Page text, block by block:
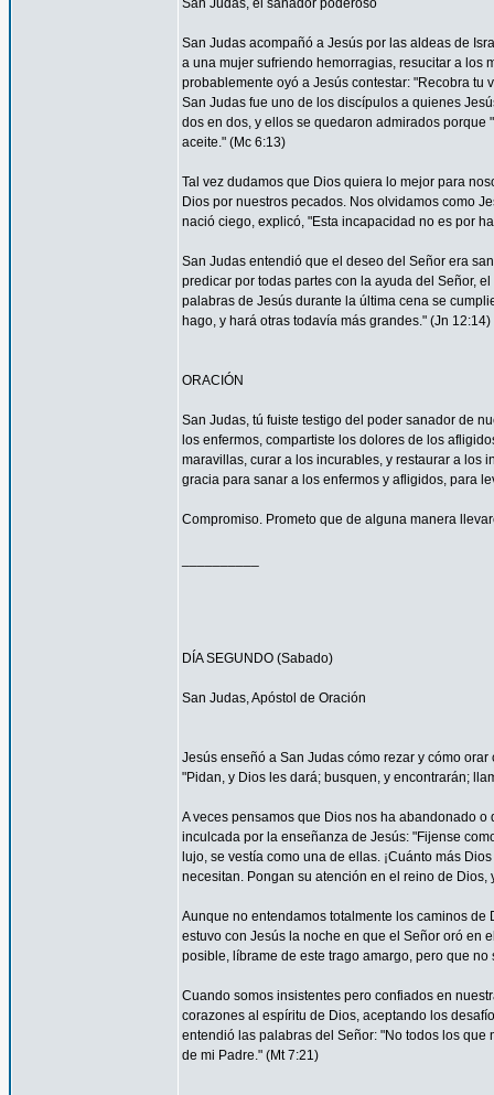
San Judas, el sanador poderoso
San Judas acompañó a Jesús por las aldeas de
a una mujer sufriendo hemorragias, resucitar a los
probablemente oyó a Jesús contestar: "Recobra tu
San Judas fue uno de los discípulos a quienes
dos en dos, y ellos se quedaron admirados
aceite." (Mc 6:13)
Tal vez dudamos que Dios quiera lo mejor para
Dios por nuestros pecados. Nos olvidamos como
nació ciego, explicó, "Esta incapacidad no es por
San Judas entendió que el deseo del Señor era
predicar por todas partes con la ayuda del Señor,
palabras de Jesús durante la última cena se
hago, y hará otras todavía más grandes." (Jn 12:14)
ORACIÓN
San Judas, tú fuiste testigo del poder sanador de
los enfermos, compartiste los dolores de los
maravillas, curar a los incurables, y restaurar a los
gracia para sanar a los enfermos y afligidos, para
Compromiso. Prometo que de alguna manera
DÍA SEGUNDO (Sabado)
San Judas, Apóstol de Oración
Jesús enseñó a San Judas cómo rezar y cómo
"Pidan, y Dios les dará; busquen, y encontrarán;
A veces pensamos que Dios nos ha abandonado
inculcada por la enseñanza de Jesús: "Fijense
lujo, se vestía como una de ellas. ¡Cuánto más
necesitan. Pongan su atención en el reino de
Aunque no entendamos totalmente los caminos
estuvo con Jesús la noche en que el Señor oró en
posible, líbrame de este trago amargo, pero que
Cuando somos insistentes pero confiados en
corazones al espíritu de Dios, aceptando los
entendió las palabras del Señor: "No todos los
de mi Padre." (Mt 7:21)